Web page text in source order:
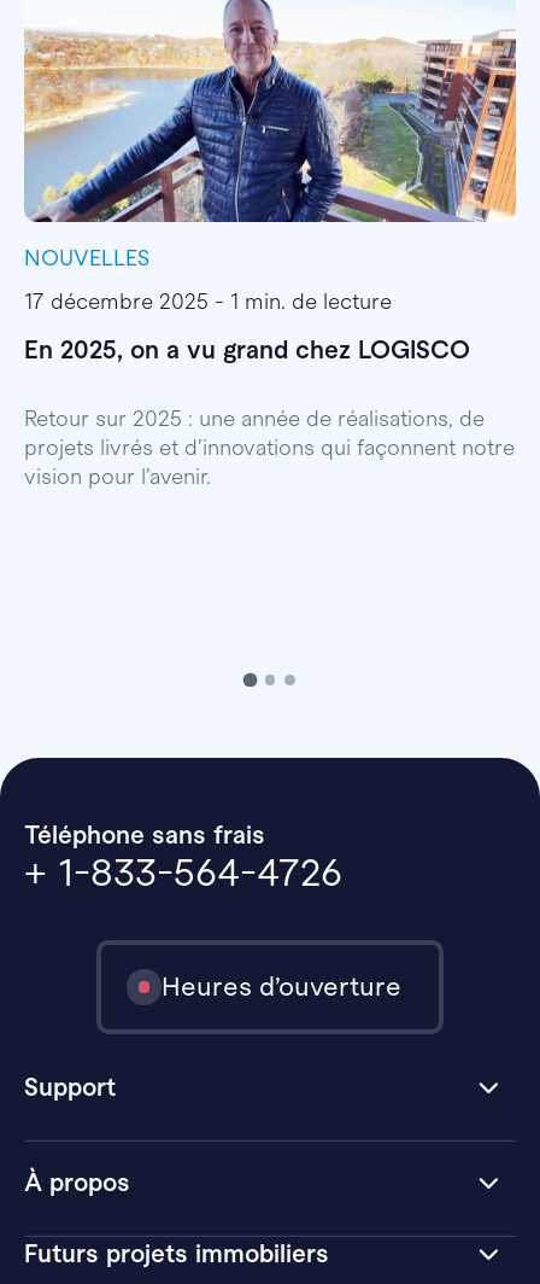
NOUVELLES
17 décembre 2025 - 1 min. de lecture
En 2025, on a vu grand chez LOGISCO
Retour sur 2025 : une année de réalisations, de
projets livrés et d’innovations qui façonnent notre
vision pour l’avenir.
À propos
Futurs projets immobiliers
Téléphone sans frais
+ 1-833-564-4726
Heures d’ouverture
Support